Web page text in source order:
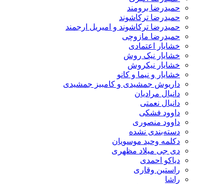
حمیدرضا برومند
حمیدرضا ترکاشوند
حمیدرضا ترکاشوند و امیریل ارجمند
حمیدرضا مازوچی
خشایار اعتمادی
خشایار نیک روش
خشایار نیکروش
خشایار و نیما و کانو
داریوش جمشیدی و کامبیز جمشیدی
دانیال مرادیان
دانیال نعمتی
داوود فشکی
داوود منصوری
دسته‌بندی نشده
دکلمه وحید موسویان
دی جی میلاد مظهری
دیاکو احمدی
راستین وقاری